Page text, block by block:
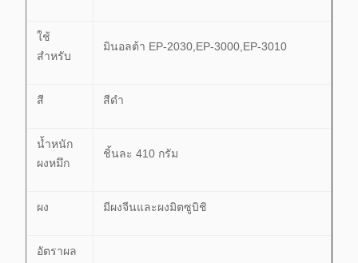
ใช้
สำหรับ
มินอลต้า EP-2030,EP-3000,EP-3010
สี สีดำ
น้ำหนัก
ผงหมึก
ชิ้นละ 410 กรัม
ผง มีผงจีนและผงมิตซูบิชิ
อัตราผล